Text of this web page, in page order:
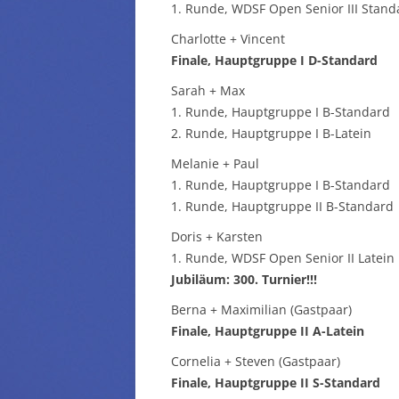
1. Runde, WDSF Open Senior III
Charlotte + Vincent
Finale, Hauptgruppe I D-Standard
Sarah + Max
1. Runde, Hauptgruppe I B-Standard
2. Runde, Hauptgruppe I B-Latein
Melanie + Paul
1. Runde, Hauptgruppe I B-Standard
1. Runde, Hauptgruppe II B-Standard
Doris + Karsten
1. Runde, WDSF Open Senior II Latein
Jubiläum: 300. Turnier!!!
Berna + Maximilian (Gastpaar)
Finale, Hauptgruppe II A-Latein
Cornelia + Steven (Gastpaar)
Finale, Hauptgruppe II S-Standard